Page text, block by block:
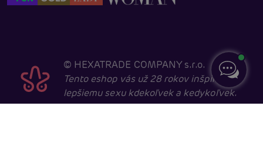
© HEXATRADE COMPANY s.r.o.
Tento eshop vás už 28 rokov inšpiruje k
lepšiemu sexu kdekoľvek a kedykoľvek.